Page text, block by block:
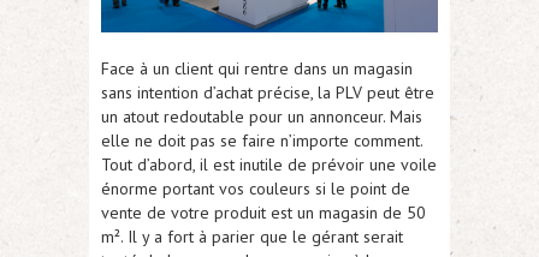
Face à un client qui rentre dans un magasin
sans intention d’achat précise, la PLV peut être
un atout redoutable pour un annonceur. Mais
elle ne doit pas se faire n’importe comment.
Tout d’abord, il est inutile de prévoir une voile
énorme portant vos couleurs si le point de
vente de votre produit est un magasin de 50
m². Il y a fort à parier que le gérant serait